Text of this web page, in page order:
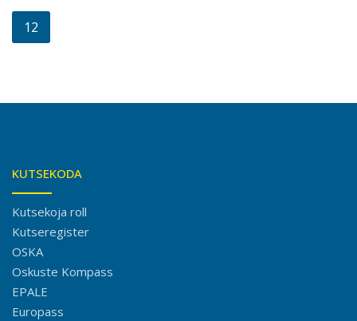
12
KUTSEKODA
Kutsekoja roll
Kutseregister
OSKA
Oskuste Kompass
EPALE
Europass